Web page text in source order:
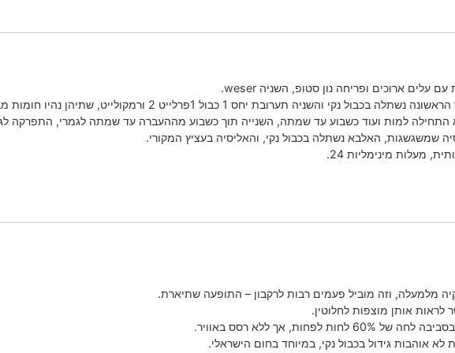
תערובת יחס 1 כבול 1פרלייט 2 ורמקולייט, שתיהן נהיו חומות מבפנים החוצה.
התחילה למות ועוד כשבוע עד שמתה, השנייה תוך כשבוע מההעברה עד שמתה לגמרי, התפרקה
שמשגשגות, האלבא נשתלה בכבול נקי, והאליסיה בעציץ המקורי.
מעלות מינימליות 24.
מלמעלה, וזה מוביל פעמים רבות לרקבון – התופעה שתיארת.
לראות אותן מוצפות לחלוטין.
אך ללא רסס באוויר.
אוהבות גידול בכבול נקי, במיוחד בחום הישראלי.